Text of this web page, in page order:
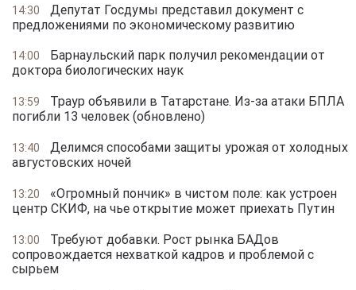
14:30
Депутат Госдумы представил документ с
предложениями по экономическому развитию
14:00
Барнаульский парк получил рекомендации от
доктора биологических наук
13:59
Траур объявили в Татарстане. Из-за атаки БПЛА
погибли 13 человек (обновлено)
13:40
Делимся способами защиты урожая от холодных
августовских ночей
13:20
«Огромный пончик» в чистом поле: как устроен
центр СКИФ, на чье открытие может приехать Путин
13:00
Требуют добавки. Рост рынка БАДов
сопровождается нехваткой кадров и проблемой с
сырьем